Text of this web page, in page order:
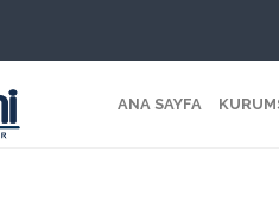
ANA SAYFA